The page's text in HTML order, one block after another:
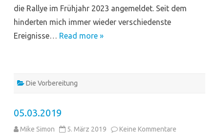
die Rallye im Frühjahr 2023 angemeldet. Seit dem
hinderten mich immer wieder verschiedenste
Ereignisse… Read more »
Die Vorbereitung
05.03.2019
Mike Simon 5. März 2019 Keine Kommentare